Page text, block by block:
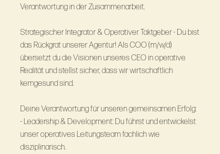
Verantwortung in der Zusammenarbeit.
Strategischer Integrator & Operativer Taktgeber - Du bist
das Rückgrat unserer Agentur! Als COO (m/w/d)
übersetzt du die Visionen unseres CEO in operative
Realität und stellst sicher, dass wir wirtschaftlich
kerngesund sind.
Deine Verantwortung für unseren gemeinsamen Erfolg:
- Leadership & Development: Du führst und entwickelst
unser operatives Leitungsteam fachlich wie
disziplinarisch.